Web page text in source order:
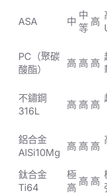
ASA 中
中
等
高
PC（聚碳
酸酯）
高 高 高
不鏽鋼
316L
高 高 高
鋁合金
AlSi10Mg
高 高 高
鈦合金
Ti64
極
高
高 高